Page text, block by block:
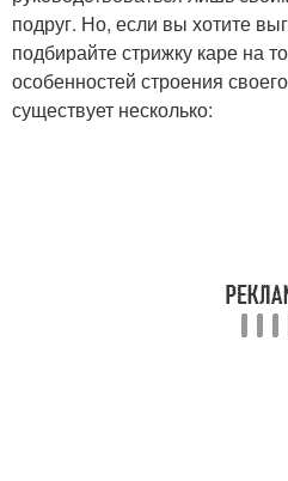
подруг. Но, если вы хотите
подбирайте стрижку каре на
особенностей строения
существует несколько: